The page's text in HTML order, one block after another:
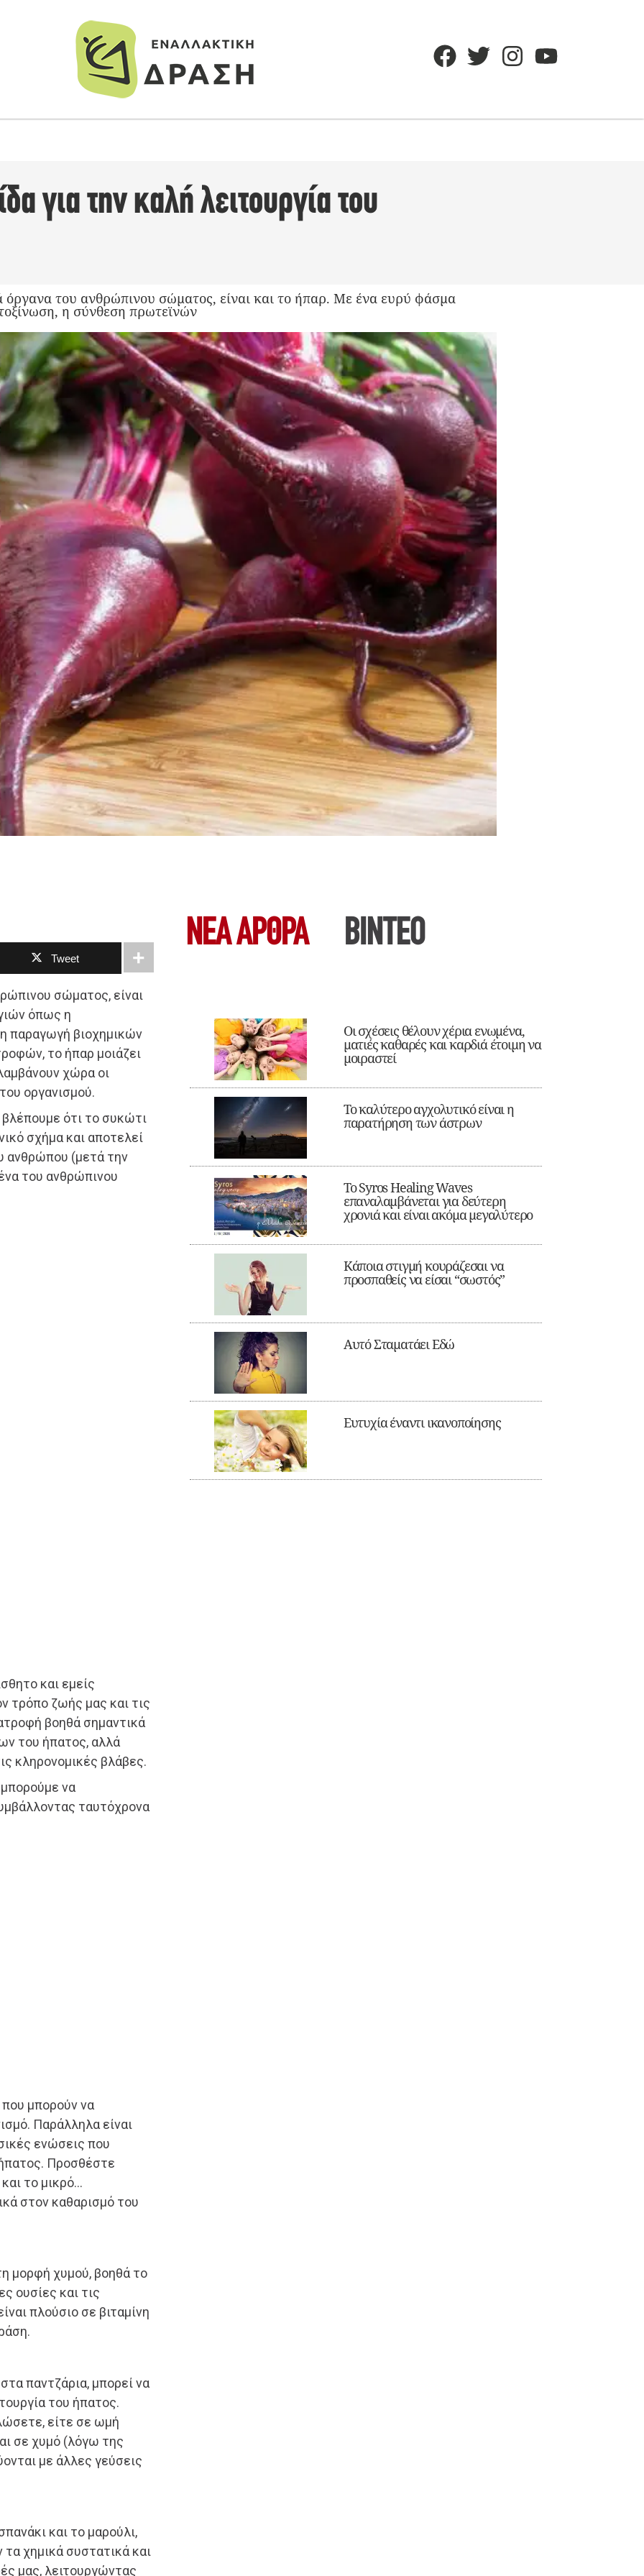
για την καλή λειτουργία του
όργανα του ανθρώπινου σώματος, είναι και το ήπαρ. Με ένα ευρύ φάσμα
η σύνθεση πρωτεϊνών
Tweet
σώματος, είναι
όπως η
παραγωγή βιοχημικών
το ήπαρ μοιάζει
χώρα οι
οργανισμού.
ότι το συκώτι
σχήμα και αποτελεί
ανθρώπου (μετά την
του ανθρώπινου
και εμείς
τρόπο ζωής μας και τις
βοηθά σημαντικά
του ήπατος, αλλά
κληρονομικές βλάβες.
να
ταυτόχρονα
που μπορούν να
Παράλληλα είναι
ενώσεις που
Προσθέστε
το μικρό…
στον καθαρισμό του
μορφή χυμού, βοηθά το
ουσίες και τις
πλούσιο σε βιταμίνη
παντζάρια, μπορεί να
του ήπατος.
είτε σε ωμή
σε χυμό (λόγω της
με άλλες γεύσεις
και το μαρούλι,
χημικά συστατικά και
μας, λειτουργώντας
ΝΕΑ ΆΡΘΡΑ ΒΙΝΤΕΟ
Οι σχέσεις θέλουν χέρια ενωμένα,
ματιές καθαρές και καρδιά έτοιμη να
μοιραστεί
Το καλύτερο αγχολυτικό είναι η
παρατήρηση των άστρων
Το Syros Healing Waves
επαναλαμβάνεται για δεύτερη
χρονιά και είναι ακόμα μεγαλύτερο
Κάποια στιγμή κουράζεσαι να
προσπαθείς να είσαι “σωστός”
Αυτό Σταματάει Εδώ
Ευτυχία έναντι ικανοποίησης